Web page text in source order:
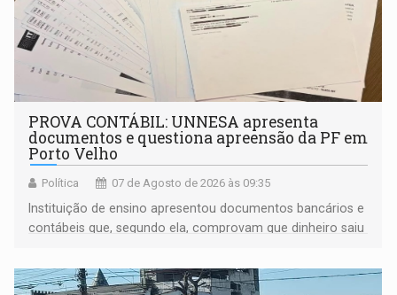
PROVA CONTÁBIL: UNNESA apresenta
documentos e questiona apreensão da PF em
Porto Velho
Política 07 de Agosto de 2026 às 09:35
Instituição de ensino apresentou documentos bancários e
contábeis que, segundo ela, comprovam que dinheiro saiu
apreendido quando já estava dentro da sede da entidade
— em pleno ano eleitoral em Rondônia